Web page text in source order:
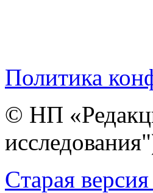
Политика
© НП
Cтарая